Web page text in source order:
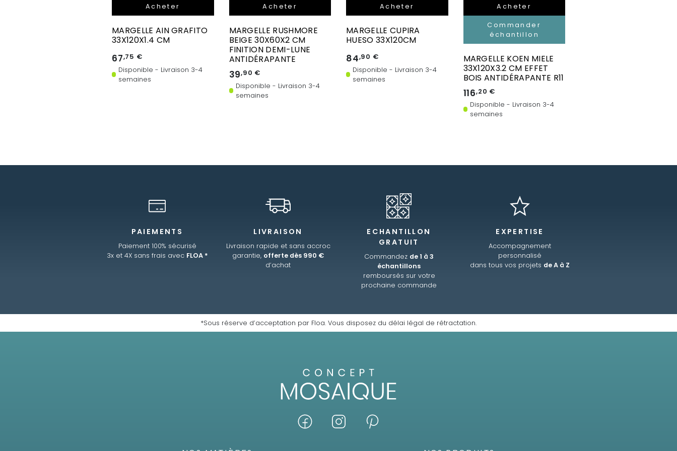
Acheter
MARGELLE AIN GRAFITO
33X120X1.4 CM
67,75 €
Disponible - Livraison 3-4
semaines
Acheter
MARGELLE RUSHMORE
BEIGE 30X60X2 CM
FINITION DEMI-LUNE
ANTIDÉRAPANTE
39,90 €
Disponible - Livraison 3-4
semaines
Acheter
MARGELLE CUPIRA
HUESO 33X120CM
84,90 €
Disponible - Livraison 3-4
semaines
Acheter
Commander
échantillon
MARGELLE KOEN MIELE
33X120X3.2 CM EFFET
BOIS ANTIDÉRAPANTE R11
116,20 €
Disponible - Livraison 3-4
semaines
PAIEMENTS
Paiement 100% sécurisé
3x et 4X sans frais avec FLOA *
LIVRAISON
Livraison rapide et sans accroc
garantie, offerte dès 990 €
d’achat
ECHANTILLON
GRATUIT
Commandez de 1 à 3
échantillons
remboursés sur votre
prochaine commande
EXPERTISE
Accompagnement
personnalisé
dans tous vos projets de A à Z
*Sous réserve d’acceptation par Floa. Vous disposez du délai légal de rétractation.